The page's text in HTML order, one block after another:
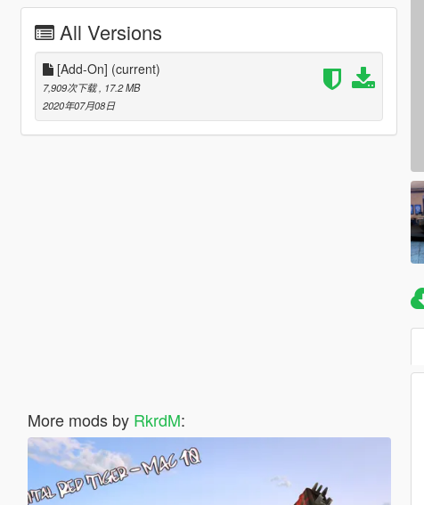
All Versions
[Add-On] (current)
7,909次下载 , 17.2 MB
2020年07月08日
More mods by RkrdM: